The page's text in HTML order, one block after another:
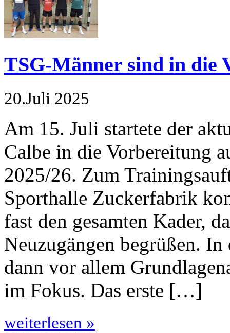
TSG-Männer sind in die
20.Juli 2025
Am 15. Juli startete der
Calbe in die Vorbereitung
2025/26. Zum
Sporthalle Zuckerfabrik
fast den gesamten Kader,
Neuzugängen begrüßen.
dann vor allem
im Fokus. Das erste […]
weiterlesen »